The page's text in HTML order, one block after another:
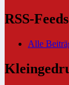
RSS-Feeds
Alle